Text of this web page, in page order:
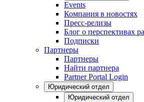
Events
Компания в новостях
Пресс-релизы
Блог о перспективах
Подписки
Партнеры
Партнеры
Найти партнера
Partner Portal Login
Юридический отдел
Юридический отдел